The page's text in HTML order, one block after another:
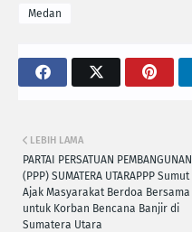
Medan
LEBIH LAMA
PARTAI PERSATUAN PEMBANGUNAN
(PPP) SUMATERA UTARA‎‎PPP Sumut
Ajak Masyarakat Berdoa Bersama
untuk Korban Bencana Banjir di
Sumatera Utara‎